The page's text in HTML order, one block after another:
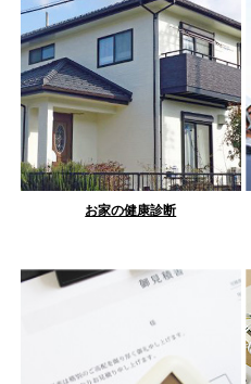
お家の健康診断